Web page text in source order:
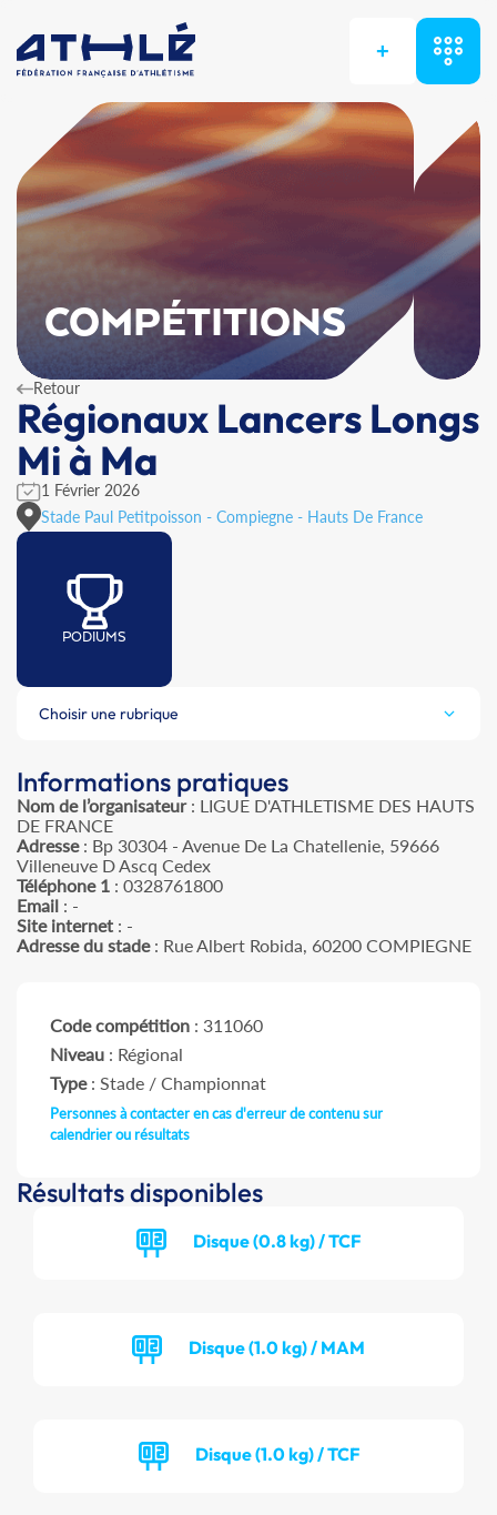
+
COMPÉTITIONS
Retour
Régionaux Lancers Longs
Mi à Ma
1 Février 2026
Stade Paul Petitpoisson - Compiegne - Hauts De France
PODIUMS
Choisir une rubrique
Informations pratiques
Nom de l’organisateur: LIGUE D'ATHLETISME DES HAUTS
DE FRANCE
Adresse: Bp 30304 - Avenue De La Chatellenie, 59666
Villeneuve D Ascq Cedex
Téléphone 1 : 0328761800
Email : -
Site internet : -
Adresse du stade: Rue Albert Robida, 60200 COMPIEGNE
Code compétition : 311060
Niveau : Régional
Type: Stade / Championnat
Personnes à contacter en cas d'erreur de contenu sur
calendrier ou résultats
Résultats disponibles
Disque (0.8 kg) / TCF
Disque (1.0 kg) / MAM
Disque (1.0 kg) / TCF